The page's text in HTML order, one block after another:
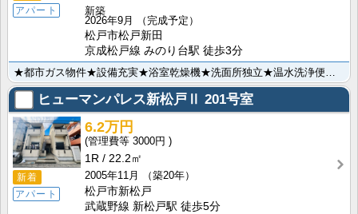
アパート
新築
2026年9月
（完成予定）
松戸市松戸新田
京成松戸線 みのり台駅 徒歩3分
ヒューマンパレス新松戸Ⅱ 201号室
新着
アパート
6.2万円
3000円
1R
22.2㎡
2005年11月
（築20年）
松戸市新松戸
武蔵野線 新松戸駅 徒歩5分